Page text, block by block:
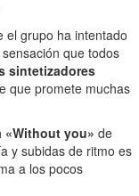
el grupo ha intentado
que todos
sintetizadores
que promete muchas
«Without you» de
y subidas de ritmo es
a los pocos